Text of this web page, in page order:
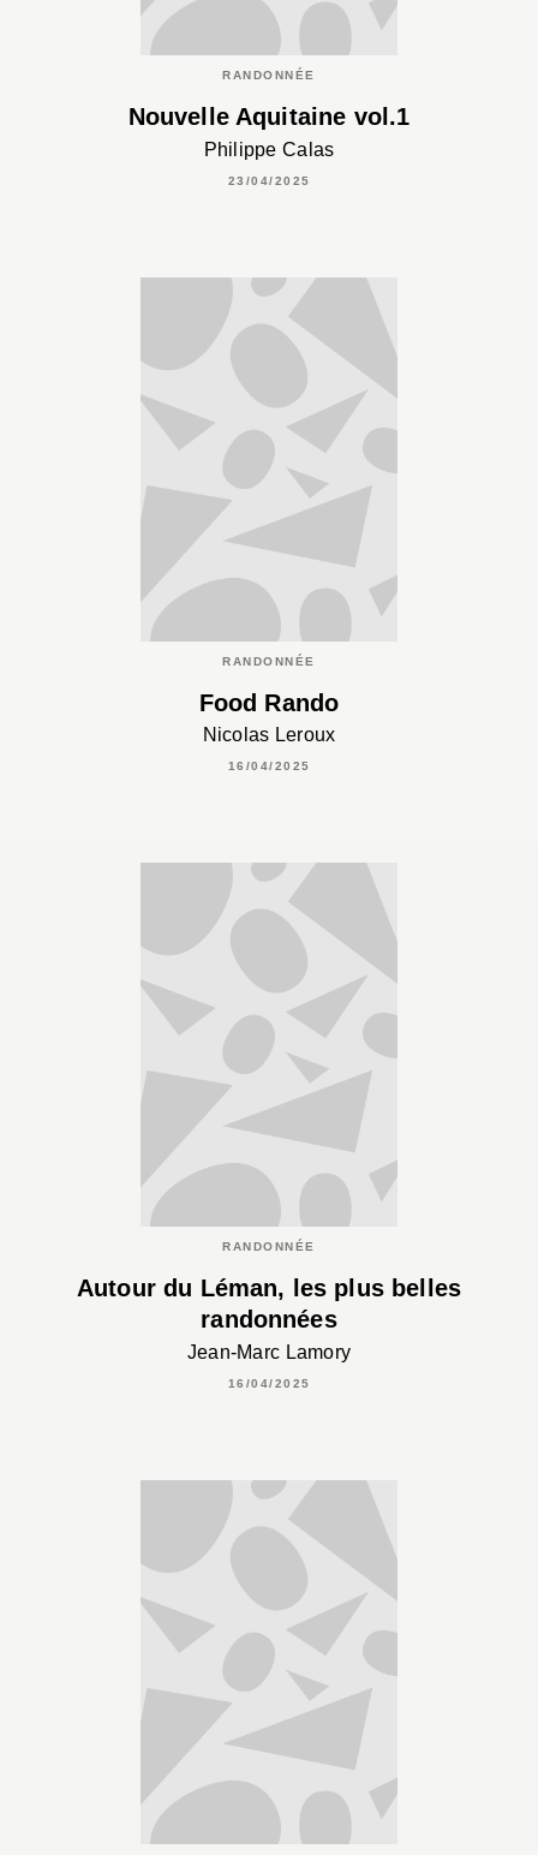
RANDONNÉE
Nouvelle Aquitaine vol.1
Philippe Calas
23/04/2025
RANDONNÉE
Food Rando
Nicolas Leroux
16/04/2025
RANDONNÉE
Autour du Léman, les plus belles
randonnées
Jean-Marc Lamory
16/04/2025